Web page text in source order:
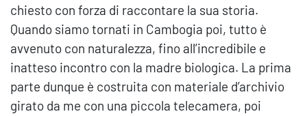
chiesto con forza di raccontare la sua storia.
Quando siamo tornati in Cambogia poi, tutto è
avvenuto con naturalezza, fino all’incredibile e
inatteso incontro con la madre biologica. La prima
parte dunque è costruita con materiale d’archivio
girato da me con una piccola telecamera, poi